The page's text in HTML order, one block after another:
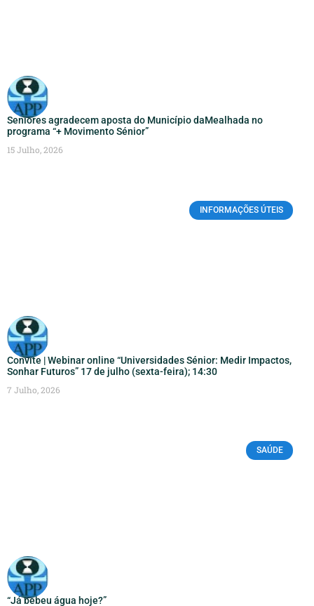
Seniores agradecem aposta do Município daMealhada no
programa “+ Movimento Sénior”
15 Julho, 2026
INFORMAÇÕES ÚTEIS
Convite | Webinar online “Universidades Sénior: Medir Impactos,
Sonhar Futuros” 17 de julho (sexta-feira); 14:30
7 Julho, 2026
SAÚDE
“Já bebeu água hoje?”